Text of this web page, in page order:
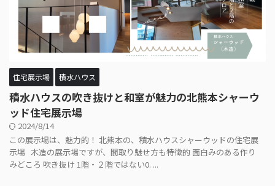
住宅展示場 積水ハウス
積水ハウスの吹き抜けと和室が魅力の北熊本シャーウ
ッド住宅展示場
2024/8/14
この展示場は、魅力的！ 北熊本の、積水ハウスシャーウッドの住宅展
示場 木造の展示場ですが、間取り魅せ方も特徴的 面白みのある作り
みどころ 吹き抜け 1階・２階ではない0. ...